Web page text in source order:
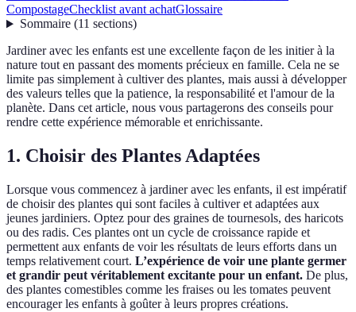
CompostageChecklist avant achatGlossaire
Sommaire(11 sections)
Jardiner avec les enfants est une excellente façon de les initier à la
nature tout en passant des moments précieux en famille. Cela ne se
limite pas simplement à cultiver des plantes, mais aussi à développer
des valeurs telles que la patience, la responsabilité et l'amour de la
planète. Dans cet article, nous vous partagerons des conseils pour
rendre cette expérience mémorable et enrichissante.
1. Choisir des Plantes Adaptées
Lorsque vous commencez à jardiner avec les enfants, il est impératif
de choisir des plantes qui sont faciles à cultiver et adaptées aux
jeunes jardiniers. Optez pour des graines de tournesols, des haricots
ou des radis. Ces plantes ont un cycle de croissance rapide et
permettent aux enfants de voir les résultats de leurs efforts dans un
temps relativement court. L’expérience de voir une plante germer
et grandir peut véritablement excitante pour un enfant. De plus,
des plantes comestibles comme les fraises ou les tomates peuvent
encourager les enfants à goûter à leurs propres créations.